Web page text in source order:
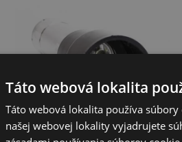
Táto webová lokalita
Táto webová lokalita používa
našej webovej lokality vyjadrujete